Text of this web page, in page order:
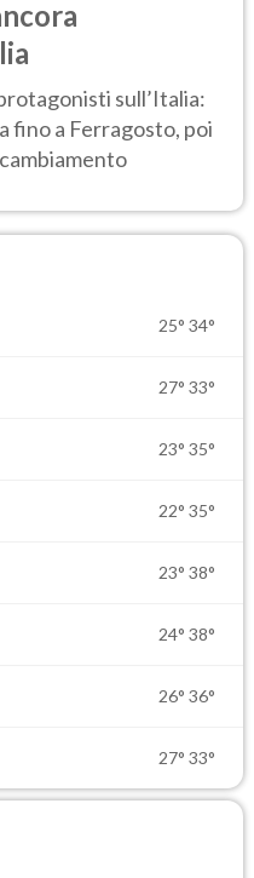
sull’Italia:
fino a Ferragosto, poi
25° 34°
27° 33°
23° 35°
22° 35°
23° 38°
24° 38°
26° 36°
27° 33°